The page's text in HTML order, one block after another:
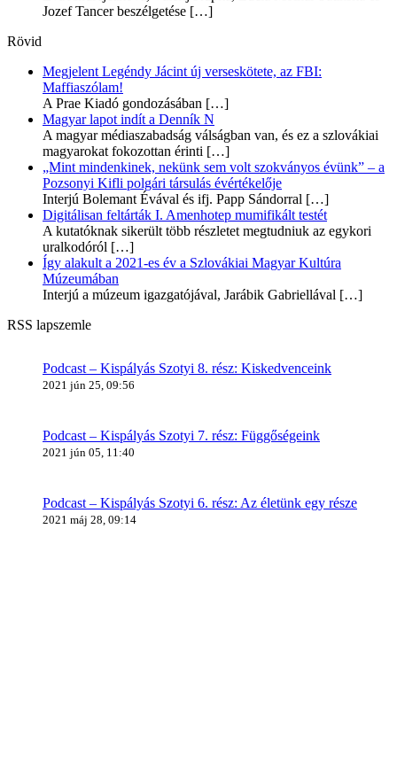
Jozef Tancer beszélgetése […]
Rövid
Megjelent Legéndy Jácint új verseskötete, az FBI:
Maffiaszólam!
A Prae Kiadó gondozásában […]
Magyar lapot indít a Denník N
A magyar médiaszabadság válságban van, és ez a szlovákiai
magyarokat fokozottan érinti […]
„Mint mindenkinek, nekünk sem volt szokványos évünk” – a
Pozsonyi Kifli polgári társulás évértékelője
Interjú Bolemant Évával és ifj. Papp Sándorral […]
Digitálisan feltárták I. Amenhotep mumifikált testét
A kutatóknak sikerült több részletet megtudniuk az egykori
uralkodóról […]
Így alakult a 2021-es év a Szlovákiai Magyar Kultúra
Múzeumában
Interjú a múzeum igazgatójával, Jarábik Gabriellával […]
RSS lapszemle
Podcast – Kispályás Szotyi 8. rész: Kiskedvenceink
2021 jún 25, 09:56
Podcast – Kispályás Szotyi 7. rész: Függőségeink
2021 jún 05, 11:40
Podcast – Kispályás Szotyi 6. rész: Az életünk egy része
2021 máj 28, 09:14